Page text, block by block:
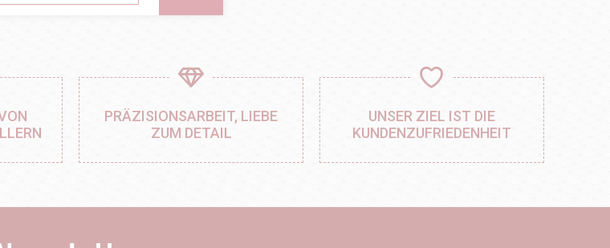
PRÄZISIONSARBEIT, LIEBE
ZUM DETAIL
UNSER ZIEL IST DIE
KUNDENZUFRIEDENHEIT